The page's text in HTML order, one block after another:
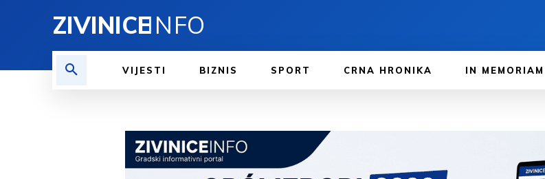
ZIVINICEINFO
VIJESTI BIZNIS SPORT CRNA HRONIKA IN MEMORIAM